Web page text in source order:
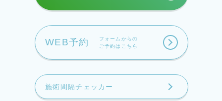
WEB予約
フォームからの
ご予約はこちら
施術間隔チェッカー